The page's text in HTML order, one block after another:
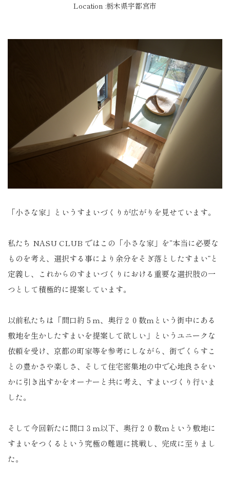
Location :栃木県宇都宮市
「小さな家」というすまいづくりが広がりを見せています。
私たち NASU CLUB ではこの「小さな家」を“本当に必要な
ものを考え、選択する事により余分をそぎ落としたすまい”と
定義し、これからのすまいづくりにおける重要な選択肢の一
つとして積極的に提案しています。
以前私たちは「間口約５ｍ、奥行２０数ｍという街中にある
敷地を生かしたすまいを提案して欲しい」というユニークな
依頼を受け、京都の町家等を参考にしながら、街でくらすこ
との豊かさや楽しさ、そして住宅密集地の中で心地良さをい
かに引き出すかをオーナーと共に考え、すまいづくり行いま
した。
そして今回新たに間口３ｍ以下、奥行２０数ｍという敷地に
すまいをつくるという究極の難題に挑戦し、完成に至りまし
た。